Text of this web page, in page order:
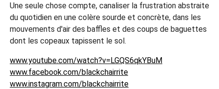
Une seule chose compte, canaliser la frustration abstraite
du quotidien en une colère sourde et concrète, dans les
mouvements d'air des baffles et des coups de baguettes
dont les copeaux tapissent le sol.
www.youtube.com/watch?v=LGQS6qkYBuM
www.facebook.com/blackchairrite
www.instagram.com/blackchairrite